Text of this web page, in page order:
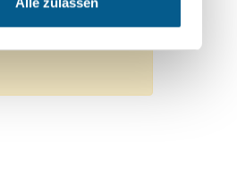
Filter entfernen